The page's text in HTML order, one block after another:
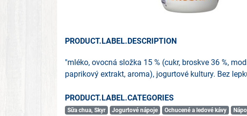
PRODUCT.LABEL.DESCRIPTION
"mléko, ovocná složka 15 % (cukr, broskve 36 %,
paprikový extrakt, aroma), jogurtové kultury. Bez
PRODUCT.LABEL.CATEGORIES
Sữa chua, Skyr Jogurtové nápoje Ochucené a ledové kávy